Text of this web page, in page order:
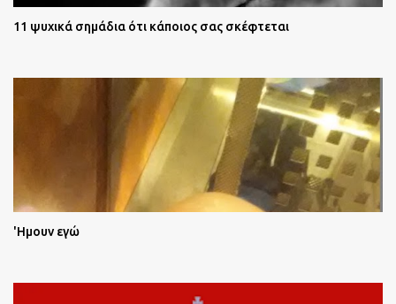
11 ψυχικά σημάδια ότι κάποιος σας σκέφτεται
'Ημουν εγώ